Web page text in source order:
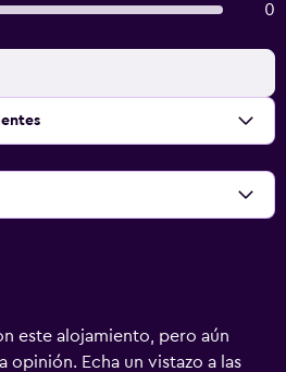
0
este alojamiento, pero aún
opinión. Echa un vistazo a las